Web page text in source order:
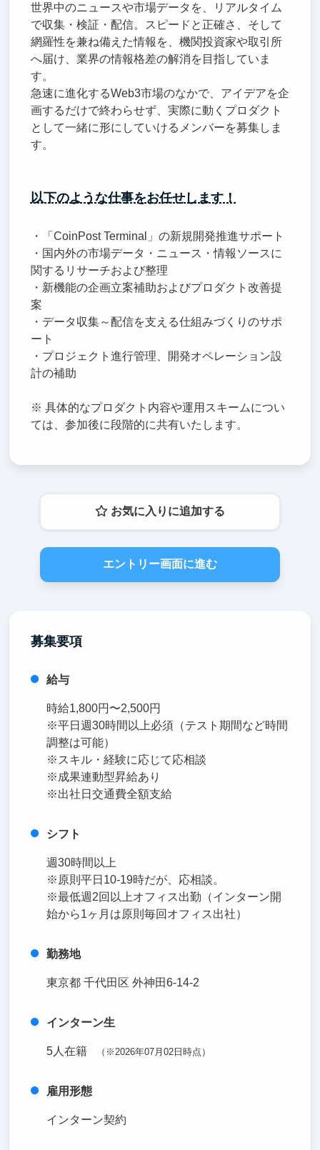
世界中のニュースや市場データを、リアルタイム
で収集・検証・配信。スピードと正確さ、そして
網羅性を兼ね備えた情報を、機関投資家や取引所
へ届け、業界の情報格差の解消を目指していま
す。
急速に進化するWeb3市場のなかで、アイデアを企
画するだけで終わらせず、実際に動くプロダクト
として一緒に形にしていけるメンバーを募集しま
す。
以下のような仕事をお任せします！
・「CoinPost Terminal」の新規開発推進サポート
・国内外の市場データ・ニュース・情報ソースに
関するリサーチおよび整理
・新機能の企画立案補助およびプロダクト改善提
案
・データ収集～配信を支える仕組みづくりのサポ
ート
・プロジェクト進行管理、開発オペレーション設
計の補助
※ 具体的なプロダクト内容や運用スキームについ
ては、参加後に段階的に共有いたします。
お気に入りに追加する
エントリー画面に進む
募集要項
給与
時給1,800円〜2,500円
※平日週30時間以上必須（テスト期間など時間
調整は可能）
※スキル・経験に応じて応相談
※成果連動型昇給あり
※出社日交通費全額支給
シフト
週30時間以上
※原則平日10-19時だが、応相談。
※最低週2回以上オフィス出勤（インターン開
始から1ヶ月は原則毎回オフィス出社）
勤務地
東京都 千代田区 外神田6-14-2
インターン生
5人在籍 （※2026年07月02日時点）
雇用形態
インターン契約